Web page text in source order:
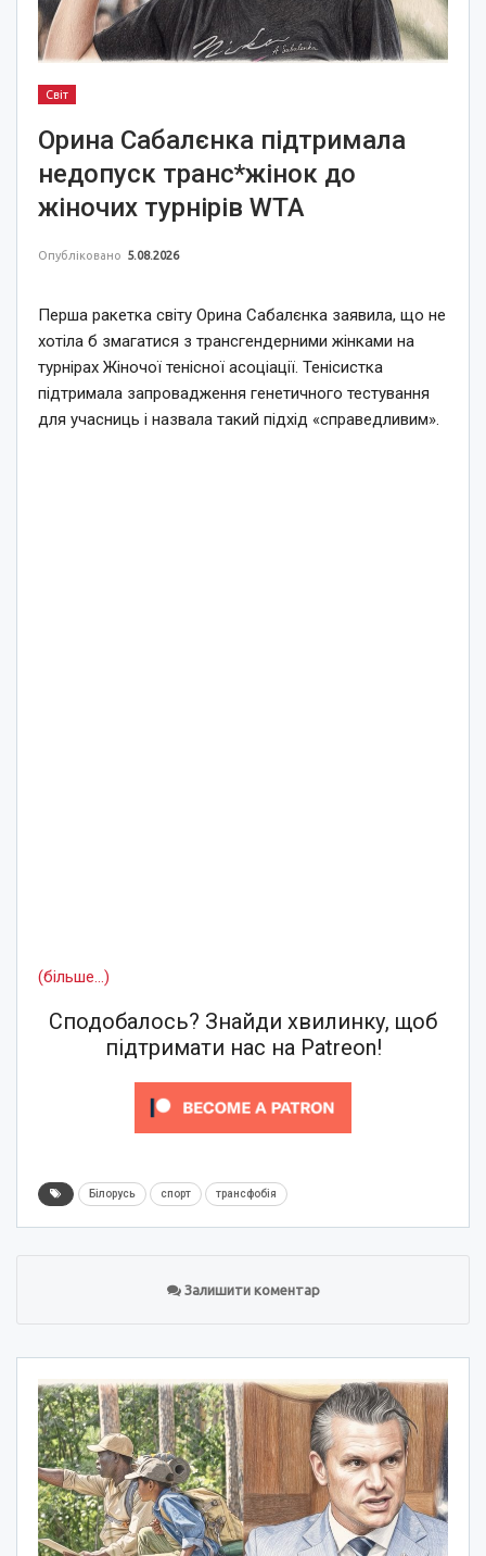
Світ
Орина Сабалєнка підтримала
недопуск транс*жінок до
жіночих турнірів WTA
Опубліковано 5.08.2026
Перша ракетка світу Орина Сабалєнка заявила, що не
хотіла б змагатися з трансгендерними жінками на
турнірах Жіночої тенісної асоціації. Тенісистка
підтримала запровадження генетичного тестування
для учасниць і назвала такий підхід «справедливим».
(більше…)
Сподобалось? Знайди хвилинку, щоб
підтримати нас на Patreon!
Білорусь спорт трансфобія
Залишити коментар